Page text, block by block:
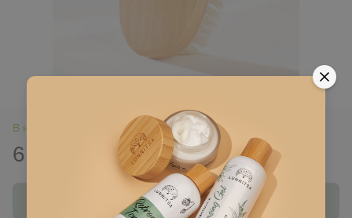
В наявності
610 грн
Купити